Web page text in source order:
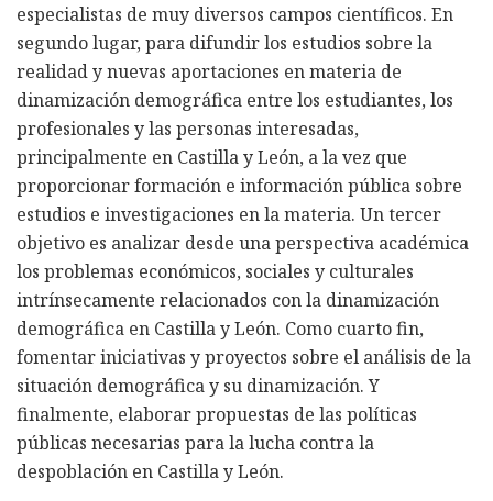
especialistas de muy diversos campos científicos. En
segundo lugar, para difundir los estudios sobre la
realidad y nuevas aportaciones en materia de
dinamización demográfica entre los estudiantes, los
profesionales y las personas interesadas,
principalmente en Castilla y León, a la vez que
proporcionar formación e información pública sobre
estudios e investigaciones en la materia. Un tercer
objetivo es analizar desde una perspectiva académica
los problemas económicos, sociales y culturales
intrínsecamente relacionados con la dinamización
demográfica en Castilla y León. Como cuarto fin,
fomentar iniciativas y proyectos sobre el análisis de la
situación demográfica y su dinamización. Y
finalmente, elaborar propuestas de las políticas
públicas necesarias para la lucha contra la
despoblación en Castilla y León.